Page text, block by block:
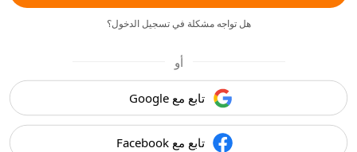
هل تواجه مشكلة في تسجيل الدخول؟
أو
تابع مع Google
تابع مع Facebook